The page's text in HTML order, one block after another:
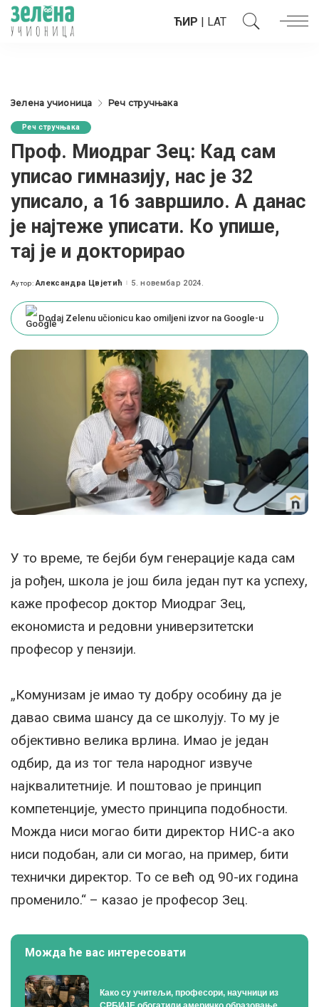
ЋИР | LAT
Зелена учионица Реч стручњака
Реч стручњака
Проф. Миодраг Зец: Кад сам
уписао гимназију, нас је 32
уписало, а 16 завршило. А данас
је најтеже уписати. Ко упише,
тај је и докторирао
Posted
Аутор: Александра Цвјетић 5. новембар 2024.
Dodaj Zelenu učionicu kao omiljeni izvor na Google-u
У то време, те бејби бум генерације када сам
ја рођен, школа је још била један пут ка успеху,
каже професор доктор Миодраг Зец,
економиста и редовни универзитетски
професор у пензији.
„Комунизам је имао ту добру особину да је
давао свима шансу да се школују. То му је
објективно велика врлина. Имао је један
одбир, да из тог тела народног извуче
најквалитетније. И поштовао је принцип
компетенције, уместо принципа подобности.
Можда ниси могао бити директор НИС-а ако
ниси подобан, али си могао, на пример, бити
технички директор. То се већ од 90-их година
променило.“ – казао је професор Зец.
Можда ће вас интересовати
Како су учитељи, професори, научници из